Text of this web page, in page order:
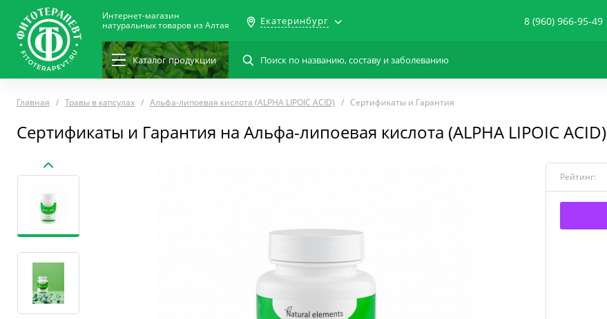
Интернет-магазин
натуральных товаров из Алтая
Екатеринбург 8 (960) 966-95-49
Каталогпродукции
Главная Травы в капсулах Альфа-липоевая кислота (ALPHA LIPOIC ACID) Сертификаты и Гарантия
Сертификаты и Гарантия на Альфа-липоевая кислота (ALPHA LIPOIC ACID)
Рейтинг: